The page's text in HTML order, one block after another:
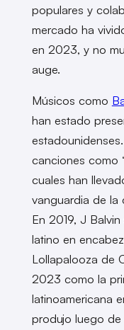
populares y
mercado ha
en 2023, y no
auge.
Músicos como
han estado
canciones como
cuales han
vanguardia de
En 2019, J
latino en
Lollapalooza de
2023 como la
latinoamericana
produjo luego